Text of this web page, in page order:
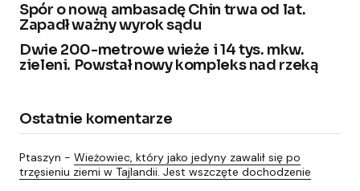
Spór o nową ambasadę Chin trwa od lat.
Zapadł ważny wyrok sądu
Dwie 200-metrowe wieże i 14 tys. mkw.
zieleni. Powstał nowy kompleks nad rzeką
Ostatnie komentarze
Ptaszyn - Wieżowiec, który jako jedyny zawalił się po
trzęsieniu ziemi w Tajlandii. Jest wszczęte dochodzenie